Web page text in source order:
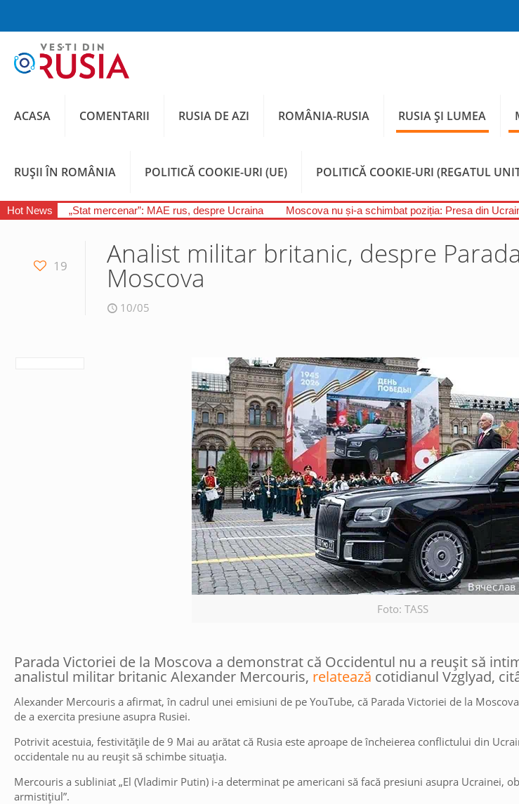
ACASA COMENTARII RUSIA DE AZI ROMÂNIA-RUSIA RUSIA ȘI LUMEA
RUȘII ÎN ROMÂNIA POLITICĂ COOKIE-URI (UE) POLITICĂ COOKIE-URI (REGATUL
Hot News „Stat mercenar”: MAE rus, despre Ucraina Moscova nu și-a schimbat poziția: Presa din
19 Analist militar britanic, despre
Moscova
10/05
Foto: TASS
Parada Victoriei de la Moscova a demonstrat că Occidentul nu a reușit să
analistul militar britanic Alexander Mercouris, relatează cotidianul Vzglyad,
Alexander Mercouris a afirmat, în cadrul unei emisiuni de pe YouTube, că Parada Victoriei de la
de a exercita presiune asupra Rusiei.
Potrivit acestuia, festivitățile de 9 Mai au arătat că Rusia este aproape de încheierea conflictului din
occidentale nu au reușit să schimbe situația.
Mercouris a subliniat „El (Vladimir Putin) i-a determinat pe americani să facă presiuni asupra Ucrainei,
armistițiul”.